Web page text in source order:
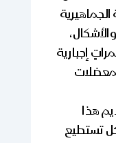
إجبارية
هذا
تستطيع